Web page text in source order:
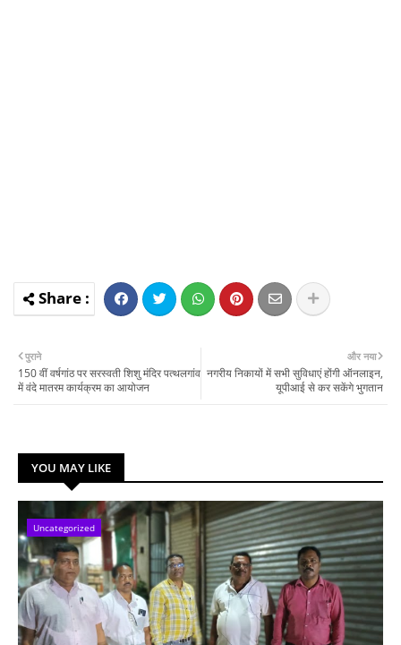
और नया
नगरीय निकायों में सभी सुविधाएं होंगी ऑनलाइन,
यूपीआई से कर सकेंगे भुगतान
पुराने
150 वीं वर्षगांठ पर सरस्वती शिशु मंदिर पत्थलगांव
में वंदे मातरम कार्यक्रम का आयोजन
YOU MAY LIKE
Uncategorized